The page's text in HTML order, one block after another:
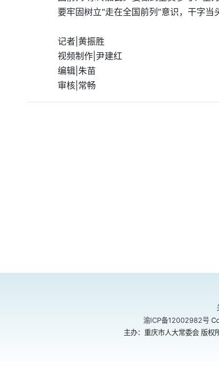
要牢固树立“走在全国前列”意识，干字
记者|黄振胜
视频制作|尹建红
编辑|朱苗
审核|常畅
渝ICP备12002982号
主办：重庆市人大常委会 版